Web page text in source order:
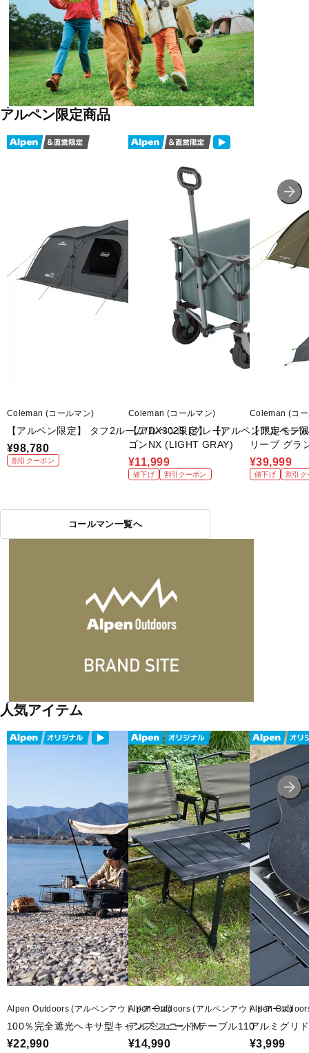
アルペン限定商品
Coleman (コールマン)
【アルペン限定】 タフ2ルーム/DX3025 (グレー)
¥98,780
割引クーポン
Coleman (コールマン)
【アルペン限定】 【アルペン限定モデ
ゴンNX (LIGHT GRAY)
¥11,999
値下げ 割引クーポン
Coleman (コ
【アルペン
リーブ グラ
¥39,999
値下げ 割引ク
コールマン一覧へ
人気アイテム
Alpen Outdoors (アルペンアウトドアーズ)
100％完全遮光ヘキサ型キャンプシェードM
¥22,990
Alpen Outdoors (アルペンアウトドアーズ)
アルミユニットテーブル110
¥14,990
Alpen
アルミグリ
¥3,999